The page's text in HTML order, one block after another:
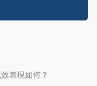
表現如何？